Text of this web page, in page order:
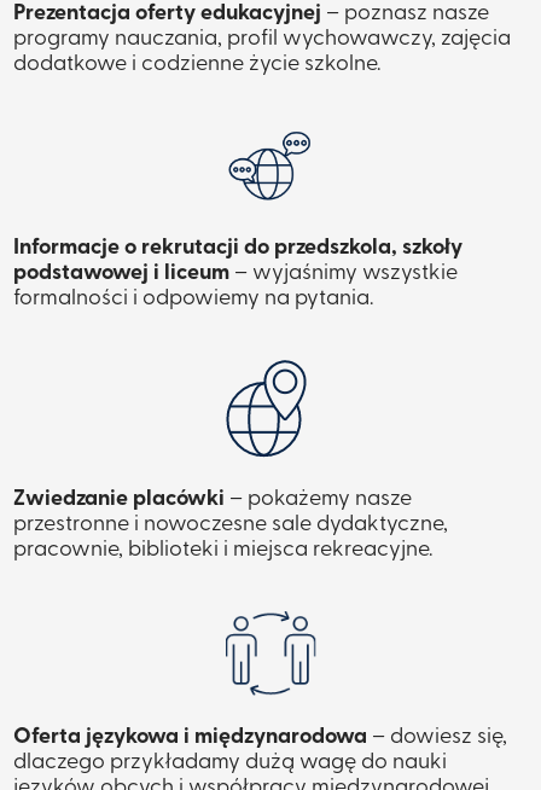
Prezentacja oferty edukacyjnej – poznasz nasze
programy nauczania, profil wychowawczy, zajęcia
dodatkowe i codzienne życie szkolne.
Informacje o rekrutacji do przedszkola, szkoły
podstawowej i liceum – wyjaśnimy wszystkie
formalności i odpowiemy na pytania.
Zwiedzanie placówki – pokażemy nasze
przestronne i nowoczesne sale dydaktyczne,
pracownie, biblioteki i miejsca rekreacyjne.
Oferta językowa i międzynarodowa – dowiesz się,
dlaczego przykładamy dużą wagę do nauki